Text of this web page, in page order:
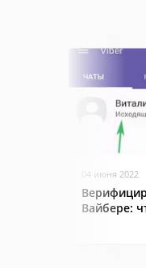
04 июня 2022
Вайбере: